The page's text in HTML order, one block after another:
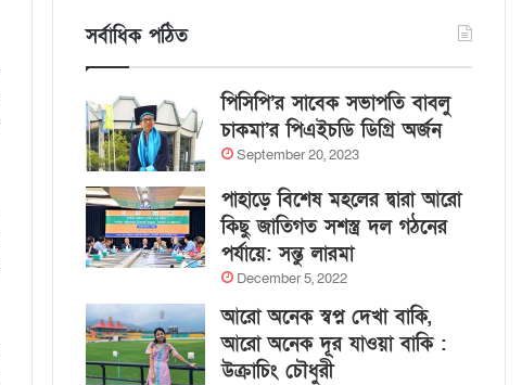
সর্বাধিক পঠিত
পিসিপি’র সাবেক সভাপতি বাবলু
চাকমা’র পিএইচডি ডিগ্রি অর্জন
September 20, 2023
পাহাড়ে বিশেষ মহলের দ্বারা আরো
কিছু জাতিগত সশস্ত্র দল গঠনের
পর্যায়ে: সন্তু লারমা
December 5, 2022
আরো অনেক স্বপ্ন দেখা বাকি,
আরো অনেক দূর যাওয়া বাকি :
উক্রাচিং চৌধুরী